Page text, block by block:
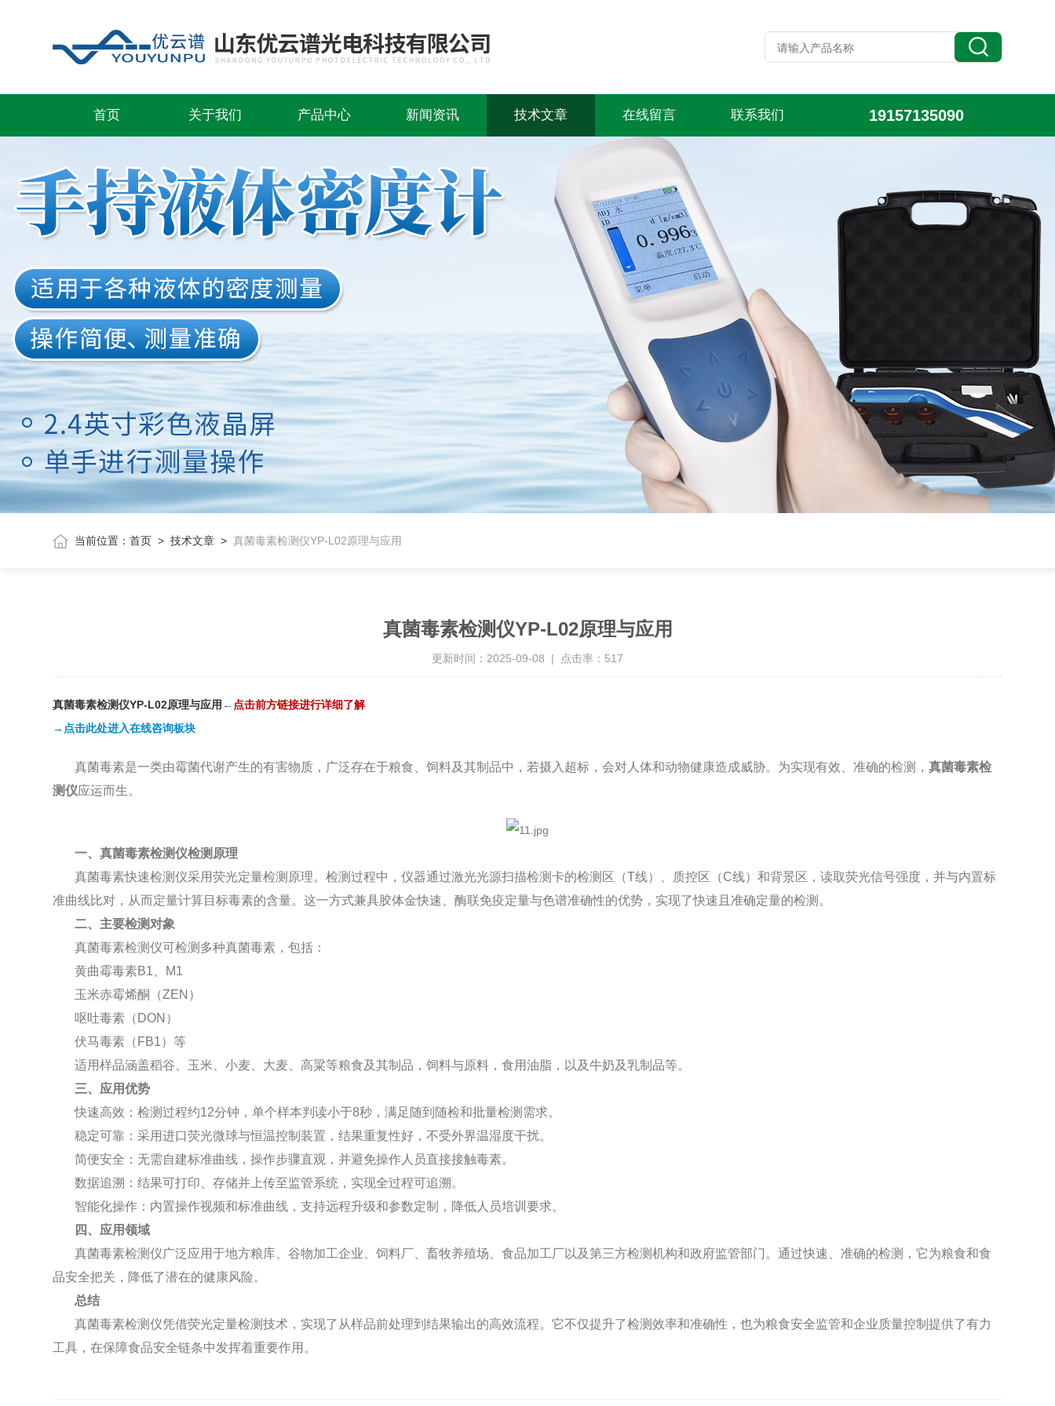
首页 关于我们 产品中心 新闻资讯 技术文章 在线留言 联系我们 19157135090
当前位置：首页 >技术文章 >真菌毒素检测仪YP-L02原理与应用
真菌毒素检测仪YP-L02原理与应用
更新时间：2025-09-08 | 点击率：517
真菌毒素检测仪YP-L02原理与应用 ← 点击前方链接进行详细了解
→点击此处进入在线咨询板块
真菌毒素是一类由霉菌代谢产生的有害物质，广泛存在于粮食、饲料及其制品中，若摄入超标，会对人体和动物健康造成威胁。为实现有效、准确的检测，真菌毒素检
测仪应运而生。
一、真菌毒素检测仪检测原理
真菌毒素快速检测仪采用荧光定量检测原理。检测过程中，仪器通过激光光源扫描检测卡的检测区（T线）、质控区（C线）和背景区，读取荧光信号强度，并与内置标
准曲线比对，从而定量计算目标毒素的含量。这一方式兼具胶体金快速、酶联免疫定量与色谱准确性的优势，实现了快速且准确定量的检测。
二、主要检测对象
真菌毒素检测仪可检测多种真菌毒素，包括：
黄曲霉毒素B1、M1
玉米赤霉烯酮（ZEN）
呕吐毒素（DON）
伏马毒素（FB1）等
适用样品涵盖稻谷、玉米、小麦、大麦、高粱等粮食及其制品，饲料与原料，食用油脂，以及牛奶及乳制品等。
三、应用优势
快速高效：检测过程约12分钟，单个样本判读小于8秒，满足随到随检和批量检测需求。
稳定可靠：采用进口荧光微球与恒温控制装置，结果重复性好，不受外界温湿度干扰。
简便安全：无需自建标准曲线，操作步骤直观，并避免操作人员直接接触毒素。
数据追溯：结果可打印、存储并上传至监管系统，实现全过程可追溯。
智能化操作：内置操作视频和标准曲线，支持远程升级和参数定制，降低人员培训要求。
四、应用领域
真菌毒素检测仪广泛应用于地方粮库、谷物加工企业、饲料厂、畜牧养殖场、食品加工厂以及第三方检测机构和政府监管部门。通过快速、准确的检测，它为粮食和食
品安全把关，降低了潜在的健康风险。
总结
真菌毒素检测仪凭借荧光定量检测技术，实现了从样品前处理到结果输出的高效流程。它不仅提升了检测效率和准确性，也为粮食安全监管和企业质量控制提供了有力
工具，在保障食品安全链条中发挥着重要作用。